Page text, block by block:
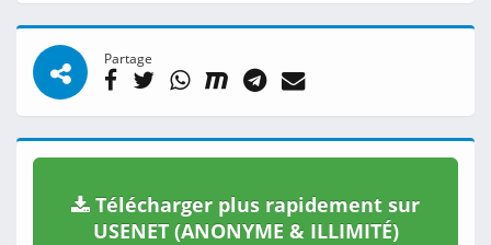
Partage
Télécharger plus rapidement sur
USENET (ANONYME & ILLIMITÉ)